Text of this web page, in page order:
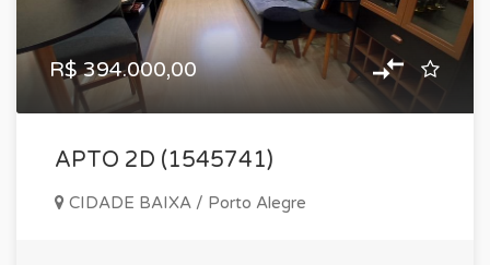
R$ 394.000,00
APTO 2D (1545741)
CIDADE BAIXA / Porto Alegre